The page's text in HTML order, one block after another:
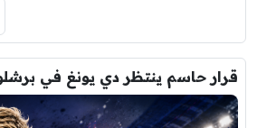
قرار حاسم ينتظر دي يونغ في